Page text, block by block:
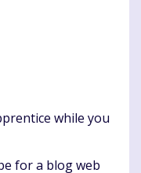
while you
for a blog web